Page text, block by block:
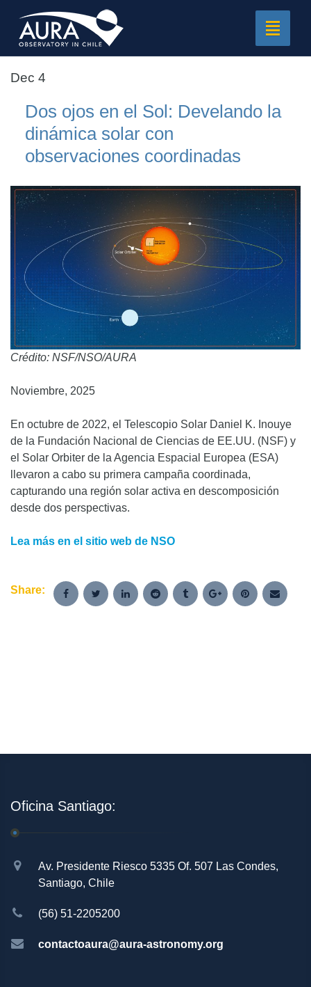
Toggle
Dec 4
Dos ojos en el Sol: Develando la
dinámica solar con
observaciones coordinadas
Crédito: NSF/NSO/AURA
Noviembre, 2025
En octubre de 2022, el Telescopio Solar Daniel K. Inouye
de la Fundación Nacional de Ciencias de EE.UU. (NSF) y
el Solar Orbiter de la Agencia Espacial Europea (ESA)
llevaron a cabo su primera campaña coordinada,
capturando una región solar activa en descomposición
desde dos perspectivas.
Lea más en el sitio web de NSO
Share:
Oficina Santiago:
Av. Presidente Riesco 5335 Of. 507 Las Condes,
Santiago, Chile
(56) 51-2205200
contactoaura@aura-astronomy.org